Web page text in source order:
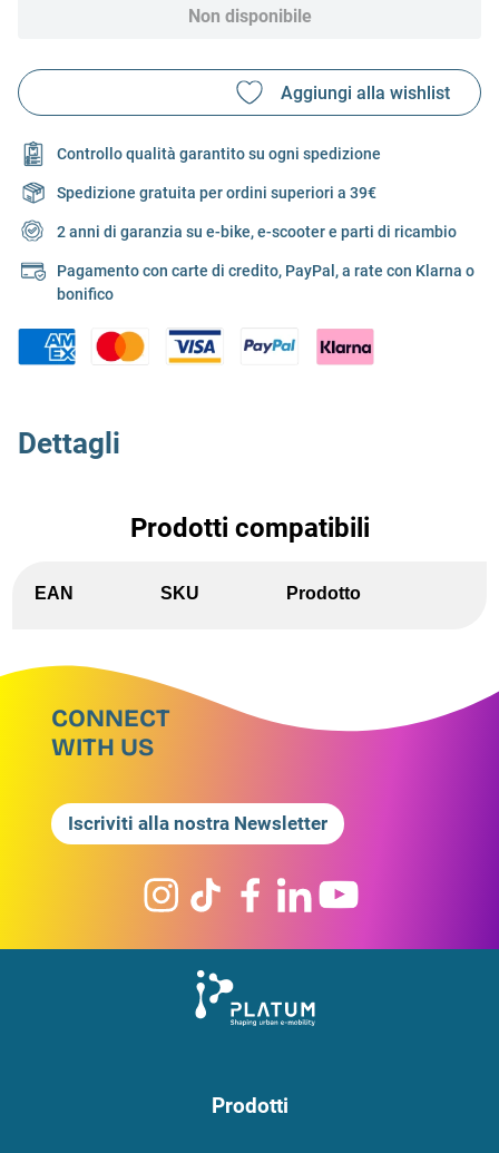
Non disponibile
Controllo qualità garantito su ogni spedizione
Spedizione gratuita per ordini superiori a 39€
2 anni di garanzia su e-bike, e-scooter e parti di ricambio
Pagamento con carte di credito, PayPal, a rate con Klarna o
bonifico
Dettagli
Prodotti compatibili
EAN SKU Prodotto
CONNECT
WITH US
Iscriviti alla nostra Newsletter
Prodotti